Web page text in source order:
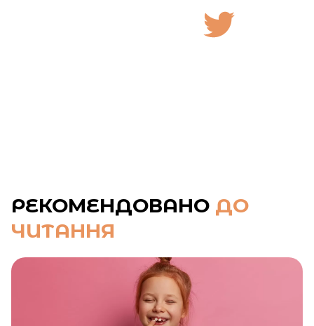
РЕКОМЕНДОВАНО ДО
ЧИТАННЯ